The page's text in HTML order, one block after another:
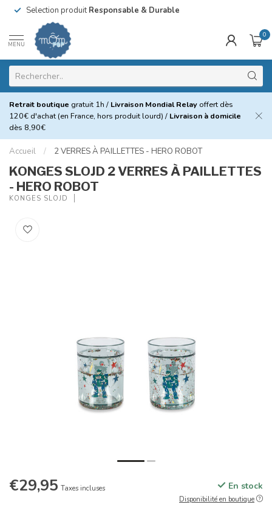
Selection produitResponsable & Durable
MENU
0
Retrait boutique gratuit 1h / Livraison Mondial Relay offert dès
120€ d'achat (en France, hors produit lourd) / Livraison à domicile
dès 8,90€
Accueil / 2 VERRES À PAILLETTES - HERO ROBOT
KONGES SLOJD 2 VERRES À PAILLETTES
- HERO ROBOT
KONGES SLOJD
€29,95 Taxes incluses En stock
Disponibilité en boutique